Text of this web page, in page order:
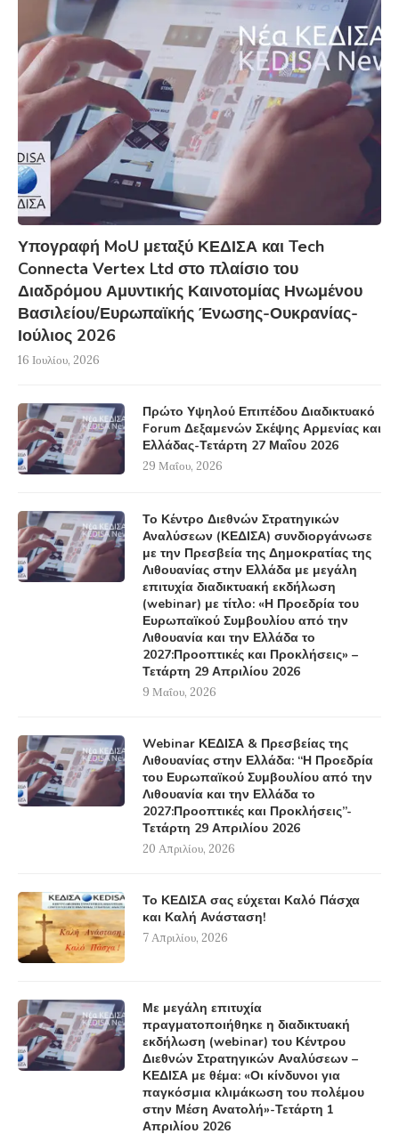
Υπογραφή MoU μεταξύ ΚΕΔΙΣΑ και Tech
Connecta Vertex Ltd στο πλαίσιο του
Διαδρόμου Αμυντικής Καινοτομίας Ηνωμένου
Βασιλείου/Ευρωπαϊκής Ένωσης-Ουκρανίας-
Ιούλιος 2026
16 Ιουλίου, 2026
Πρώτο Υψηλού Επιπέδου Διαδικτυακό
Forum Δεξαμενών Σκέψης Αρμενίας και
Ελλάδας-Τετάρτη 27 Μαΐου 2026
29 Μαΐου, 2026
Το Κέντρο Διεθνών Στρατηγικών
Αναλύσεων (ΚΕΔΙΣΑ) συνδιοργάνωσε
με την Πρεσβεία της Δημοκρατίας της
Λιθουανίας στην Ελλάδα με μεγάλη
επιτυχία διαδικτυακή εκδήλωση
(webinar) με τίτλο: «Η Προεδρία του
Ευρωπαϊκού Συμβουλίου από την
Λιθουανία και την Ελλάδα το
2027:Προοπτικές και Προκλήσεις» –
Τετάρτη 29 Απριλίου 2026
9 Μαΐου, 2026
Webinar ΚΕΔΙΣΑ & Πρεσβείας της
Λιθουανίας στην Ελλάδα: “Η Προεδρία
του Ευρωπαϊκού Συμβουλίου από την
Λιθουανία και την Ελλάδα το
2027:Προοπτικές και Προκλήσεις”-
Τετάρτη 29 Απριλίου 2026
20 Απριλίου, 2026
Το ΚΕΔΙΣΑ σας εύχεται Καλό Πάσχα
και Καλή Ανάσταση!
7 Απριλίου, 2026
Με μεγάλη επιτυχία
πραγματοποιήθηκε η διαδικτυακή
εκδήλωση (webinar) του Κέντρου
Διεθνών Στρατηγικών Αναλύσεων –
ΚΕΔΙΣΑ με θέμα: «Οι κίνδυνοι για
παγκόσμια κλιμάκωση του πολέμου
στην Μέση Ανατολή»-Τετάρτη 1
Απριλίου 2026